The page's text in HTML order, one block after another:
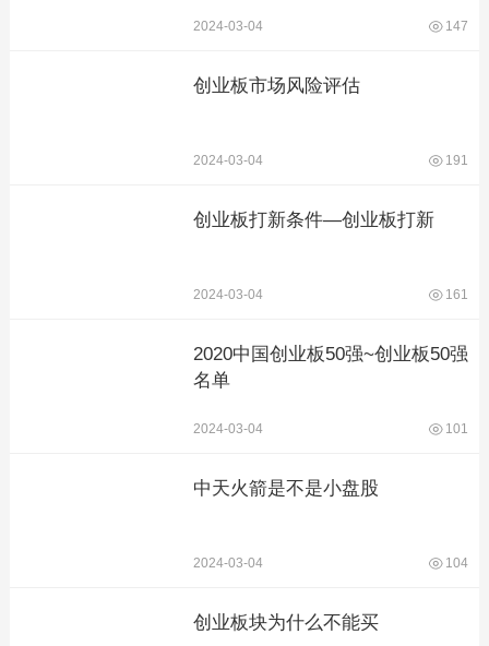
2024-03-04 147
创业板市场风险评估
2024-03-04 191
创业板打新条件—创业板打新
2024-03-04 161
2020中国创业板50强~创业板50强
名单
2024-03-04 101
中天火箭是不是小盘股
2024-03-04 104
创业板块为什么不能买